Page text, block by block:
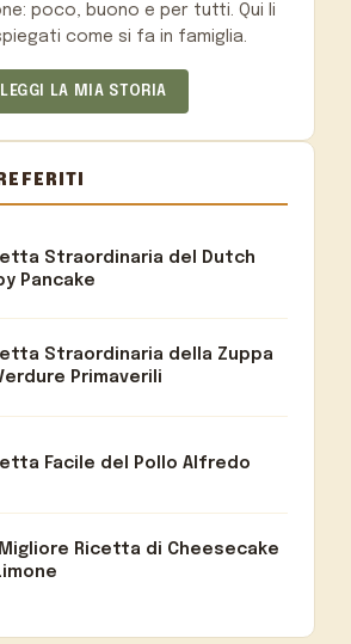
poco, buono e per tutti. Qui li
come si fa in famiglia.
LEGGI LA MIA STORIA
Straordinaria del Dutch
Pancake
Straordinaria della Zuppa
Primaverili
Facile del Pollo Alfredo
Migliore Ricetta di Cheesecake